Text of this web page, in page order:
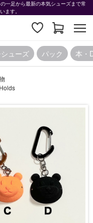
一足から最新の本気シューズまで常
ます。
ューズ パック 本・